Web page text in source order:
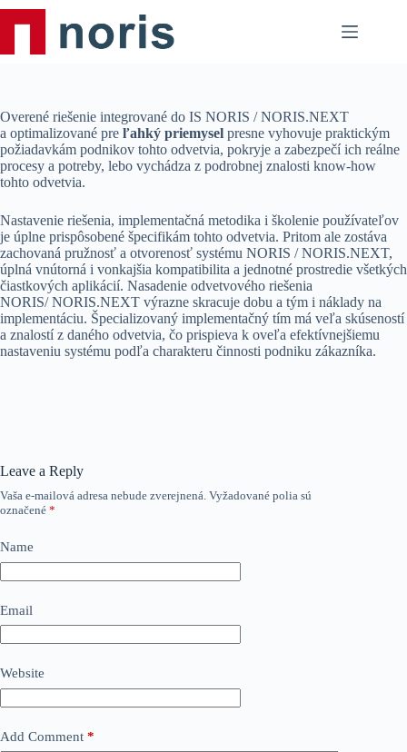
Skip
Overené riešenie integrované do IS NORIS / NORIS.NEXT
a optimalizované pre ľahký priemysel presne vyhovuje praktickým
požiadavkám podnikov tohto odvetvia, pokryje a zabezpečí ich reálne
procesy a potreby, lebo vychádza z podrobnej znalosti know-how
tohto odvetvia.
Nastavenie riešenia, implementačná metodika i školenie používateľov
je úplne prispôsobené špecifikám tohto odvetvia. Pritom ale zostáva
zachovaná pružnosť a otvorenosť systému NORIS / NORIS.NEXT,
úplná vnútorná i vonkajšia kompatibilita a jednotné prostredie všetkých
čiastkových aplikácií. Nasadenie odvetvového riešenia
NORIS/ NORIS.NEXT výrazne skracuje dobu a tým i náklady na
implementáciu. Špecializovaný implementačný tím má veľa skúseností
a znalostí z daného odvetvia, čo prispieva k oveľa efektívnejšiemu
nastaveniu systému podľa charakteru činnosti podniku zákazníka.
Leave a Reply
Vaša e-mailová adresa nebude zverejnená. Vyžadované polia sú
označené *
Name
Email
Website
Add Comment *